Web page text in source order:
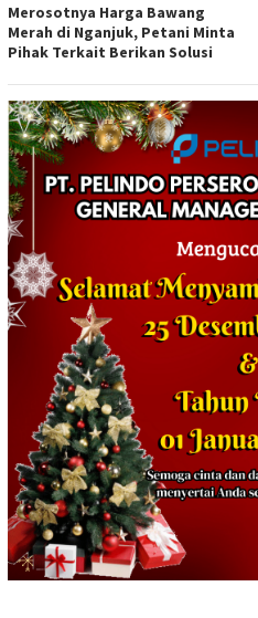
Merosotnya Harga Bawang
Merah di Nganjuk, Petani Minta
Pihak Terkait Berikan Solusi